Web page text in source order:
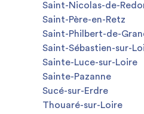
Saint-Nicolas-de-
Saint-Père-en-Retz
Saint-Philbert-de-
Saint-Sébastien-sur-
Sainte-Luce-sur-Loire
Sainte-Pazanne
Sucé-sur-Erdre
Thouaré-sur-Loire